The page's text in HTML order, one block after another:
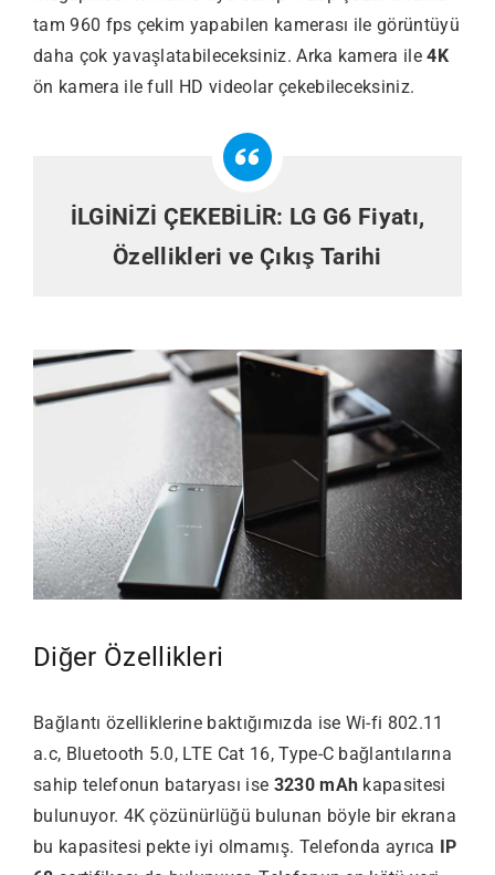
tam 960 fps çekim yapabilen kamerası ile görüntüyü
daha çok yavaşlatabileceksiniz. Arka kamera ile4K
ön kamera ile full HD videolar çekebileceksiniz.
İLGİNİZİ ÇEKEBİLİR: LG G6 Fiyatı,
Özellikleri ve Çıkış Tarihi
Diğer Özellikleri
Bağlantı özelliklerine baktığımızda ise Wi-fi 802.11
a.c, Bluetooth 5.0, LTE Cat 16, Type-C bağlantılarına
sahip telefonun bataryası ise 3230 mAh kapasitesi
bulunuyor. 4K çözünürlüğü bulunan böyle bir ekrana
bu kapasitesi pekte iyi olmamış. Telefonda ayrıca
IP